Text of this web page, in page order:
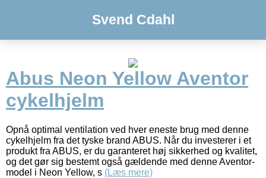
Svend Cdahl
Abus Neon Yellow Aventor
cykelhjelm
Opnå optimal ventilation ved hver eneste brug med denne
cykelhjelm fra det tyske brand ABUS. Når du investerer i et
produkt fra ABUS, er du garanteret høj sikkerhed og kvalitet,
og det gør sig bestemt også gældende med denne Aventor-
model i Neon Yellow, s (Læs mere)